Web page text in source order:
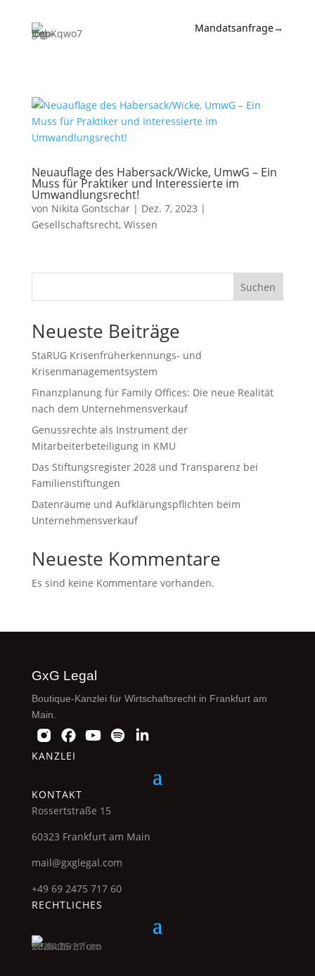
Insights
Referenzen
Mandatsanfrage→
Neuauflage des Habersack/Wicke, UmwG – Ein
Muss für Praktiker und Interessierte im
Umwandlungsrecht!
von Nikita Gontschar| Dez. 7, 2023 |
Gesellschaftsrecht, Wissen
Suchen
Neueste Beiträge
StaRUG Krisenfrüherkennungs- und
Krisenmanagementsystem
Finanzplanung für Family Offices: Die neue Realität
nach dem Unternehmensverkauf
Genussrechte als Instrument der
Mitarbeiterbeteiligung in KMU
Das Stiftungsregister 2028 und Transparenz bei
Familienstiftungen
Datenräume und Aufklärungspflichten beim
Unternehmensverkauf
Neueste Kommentare
Es sind keine Kommentare vorhanden.
GxG Legal
Boutique-Kanzlei für Wirtschaftsrecht in Frankfurt am
Main.
KANZLEI
KONTAKT
Rossertstraße 15
60323 Frankfurt am Main
mail@gxglegal.com
+49 69 2475 717 60
RECHTLICHES